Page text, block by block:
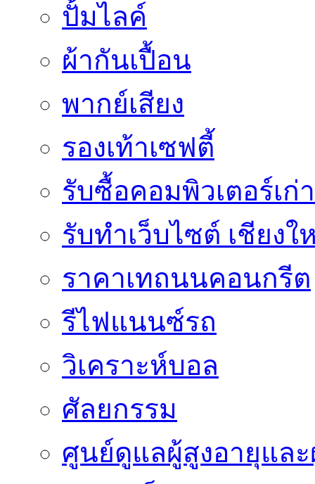
ปั้มไลค์
ผ้ากันเปื้อน
พากย์เสียง
รองเท้าเซฟตี้
รับซื้อคอมพิวเตอร์เก่า
รับทำเว็บไซต์ เชียงใ
ราคาเทถนนคอนกรีต
รีไฟแนนซ์รถ
วิเคราะห์บอล
ศัลยกรรม
ศูนย์ดูแลผู้สูงอายุแล